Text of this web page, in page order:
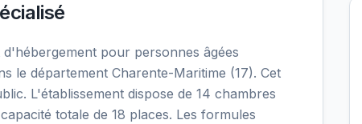
pour personnes âgées
le département Charente-Maritime (17). Cet
L'établissement dispose de 14 chambres
totale de 18 places. Les formules